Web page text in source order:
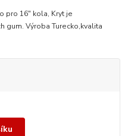
pro 16" kola, Kryt je
gum. Výroba Turecko,kvalita